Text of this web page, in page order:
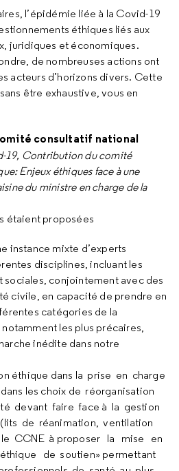
l’épidémie liée à la Covid-19
éthiques liés aux
juridiques et économiques.
de nombreuses actions ont
acteurs d’horizons divers. Cette
être exhaustive, vous en
consultatif national
19, Contribution du comité
Enjeux éthiques face à une
du ministre en charge de la
étaient proposées
instance mixte d’experts
disciplines, incluant les
sociales, conjointement avec des
civile, en capacité de prendre en
catégories de la
les plus précaires,
inédite dans notre
éthique dans la prise en charge
les choix de réorganisation
devant faire face à la gestion
de réanimation, ventilation
CCNE à proposer la mise en
de soutien» permettant